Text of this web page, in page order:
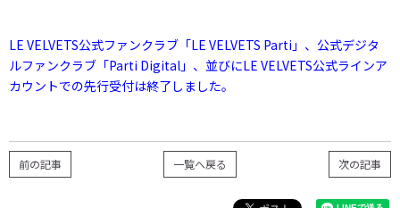
LE VELVETS公式ファンクラブ「LE VELVETS Parti」、公式デジタ
ルファンクラブ「Parti Digital」、並びにLE VELVETS公式ラインア
カウントでの先行受付は終了しました。
次の記事
一覧へ戻る
前の記事